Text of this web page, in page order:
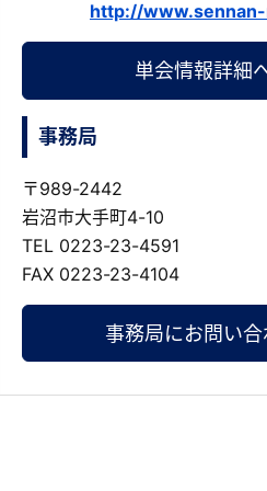
http://
単会情報詳細
事務局
〒989-2442
岩沼市大手町4-10
TEL 0223-23-4591
FAX 0223-23-4104
事務局にお問い合